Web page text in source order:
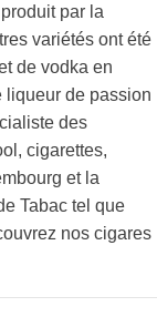
par la
variétés ont été
de vodka en
liqueur de passion
des
cigarettes,
et la
Tabac tel que
nos cigares